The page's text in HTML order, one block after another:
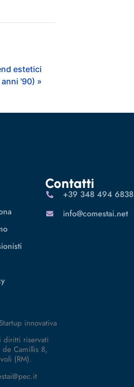
estetici
anni '90) »
Contatti
‪+39 348 494 6838
info@comestai.net
innovativa
riservati
Camillis 8,
(RM).